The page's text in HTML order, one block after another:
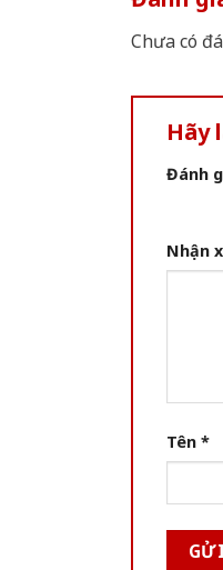
Chưa có
Hãy
Đánh
Nhận
Tên *